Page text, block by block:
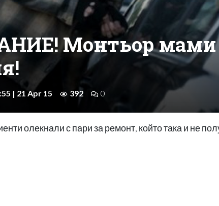
Монтьор мами
| 21 Apr 15 392 0
олекнали с пари за ремонт, който така и не